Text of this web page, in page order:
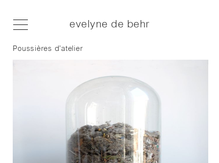
evelyne de behr
Poussières d’atelier